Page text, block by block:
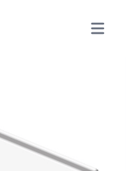
Open